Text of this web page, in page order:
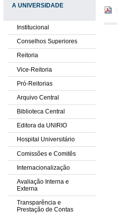
A UNIVERSIDADE
Institucional
Conselhos Superiores
Reitoria
Vice-Reitoria
Pró-Reitorias
Arquivo Central
Biblioteca Central
Editora da UNIRIO
Hospital Universitário
Comissões e Comitês
Internacionalização
Avaliação Interna e
Externa
Transparência e
Prestação de Contas